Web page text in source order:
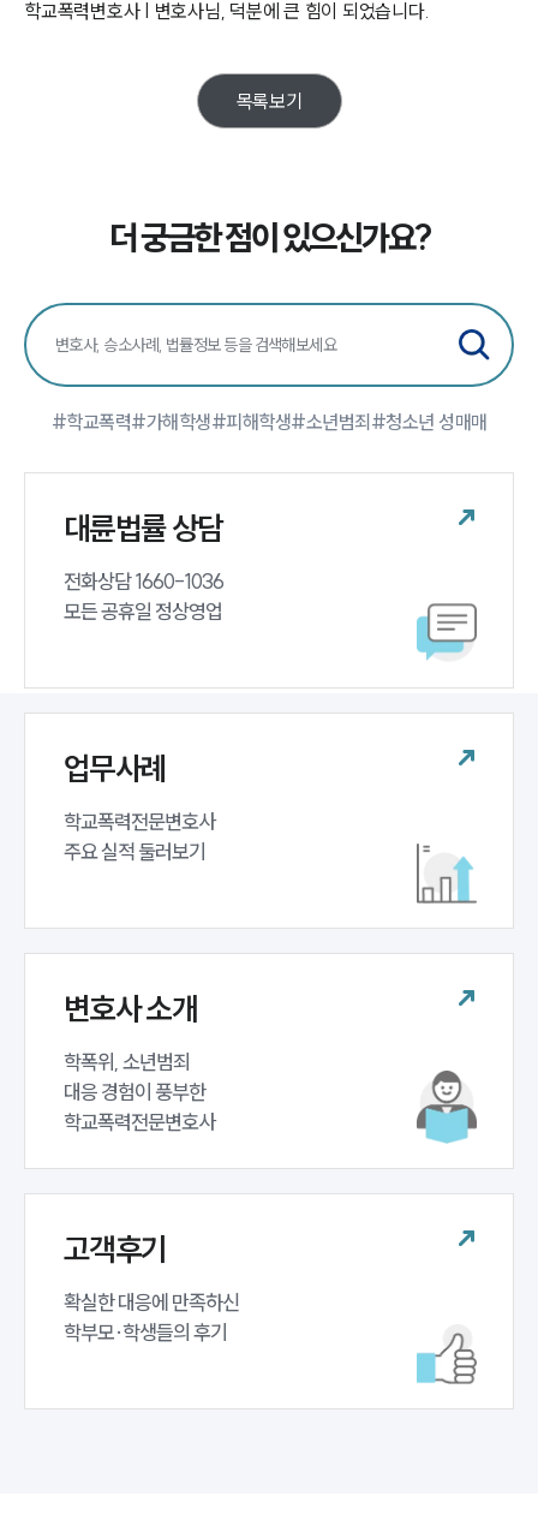
구성원 소개
학교폭력전문변호사
언론보도
법률 블로그
법률서식
뉴스레터/브로슈어
세미나
대륜법률상담예약
학교폭력변호사 | 변호사님, 덕분에 큰 힘이 되었습니다.
목록보기
더 궁금한 점이 있으신가요?
#학교폭력#가해학생#피해학생#소년범죄 #청소년 성매매
대륜법률 상담
전화상담 1660-1036
모든 공휴일 정상영업
업무사례
학교폭력전문변호사
주요 실적 둘러보기
변호사 소개
학폭위, 소년범죄
대응 경험이 풍부한
학교폭력전문변호사
고객후기
확실한 대응에 만족하신
학부모·학생들의 후기